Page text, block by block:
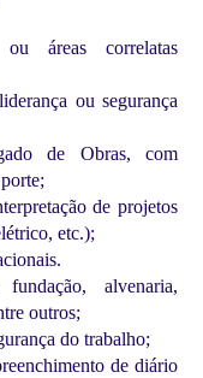
áreas correlatas
ou segurança
de Obras, com
de projetos
etc.);
alvenaria,
outros;
do trabalho;
de diário